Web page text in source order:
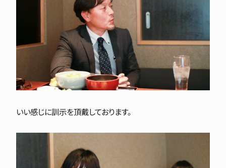
いい感じに訓示を頂戴しております。